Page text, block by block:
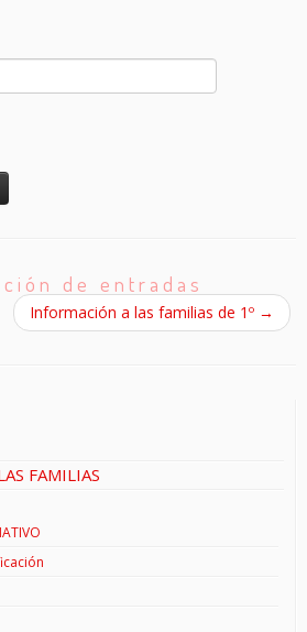
de entradas
Información a las familias de 1º →
FAMILIAS